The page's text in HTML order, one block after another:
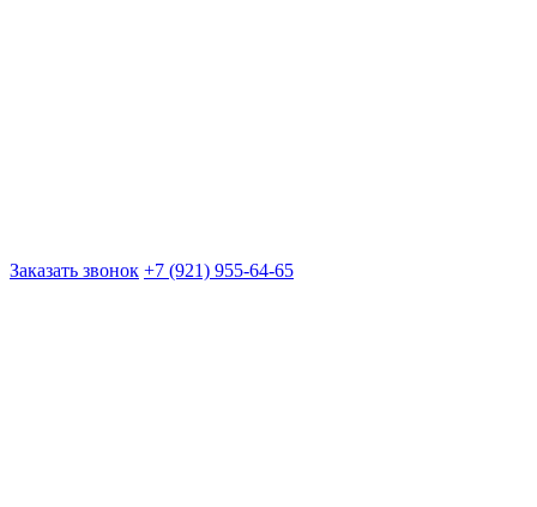
Заказать звонок +7 (921) 955-64-65